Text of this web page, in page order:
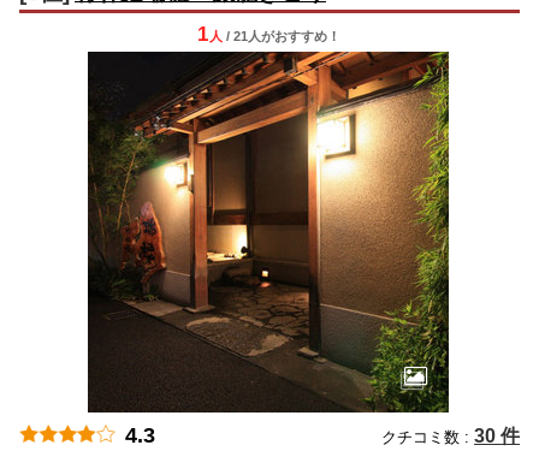
1 人 / 21人がおすすめ！
4.3 クチコミ数 : 30 件